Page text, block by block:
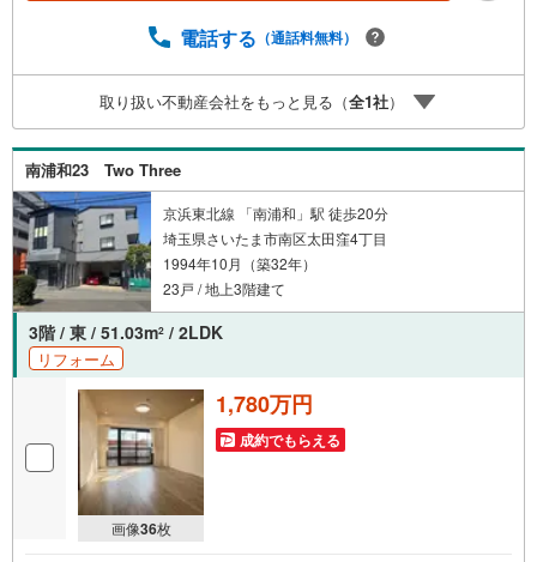
を招いての無料マイホームセミナーなども主催しており、
ローン、引渡しまで安全安心な取引を一括サポートまた、
白馬グループ各社（白馬建設、大和建設、白馬メディケア
サービス）と連携したプラスアップサポートで住まい探し
から引越し後のバックアップまでご相談頂けます。
電話する （通話料無料）
取り扱い不動産会社をもっと見る（全1社）
南浦和23 Two Three
京浜東北線 「南浦和」駅 徒歩20分
埼玉県さいたま市南区太田窪4丁目
1994年10月（築32年）
23戸 / 地上3階建て
3階 / 東 / 51.03m2 / 2LDK
リフォーム
画像36枚
1,780万円
成約でもらえる